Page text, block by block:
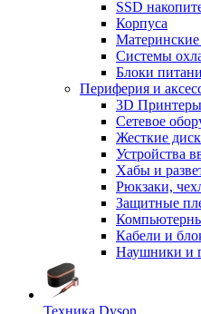
SSD
Корпуса
Системы
Блоки
Периферия и
3D Принтеры
Сетевое
Жесткие
Устройства
Хабы и
Рюкзаки,
Защитные
Кабели и
Наушники и
Техника Dyson